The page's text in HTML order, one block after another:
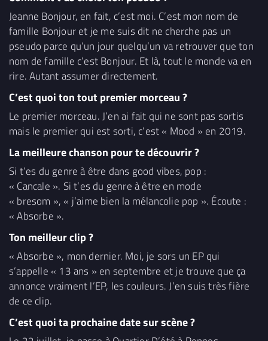
Jeanne Bonjour, en fait, c’est moi. C’est mon nom de
famille Bonjour et je me suis dit ne cherche pas un
pseudo parce qu’un jour quelqu’un va retrouver que ton
nom de famille c’est Bonjour. Et là, tout le monde va en
rire. Autant assumer directement.
C’est quoi ton tout premier morceau ?
Le premier morceau. J’en ai fait qui ne sont pas sortis
mais le premier qui est sorti, c’est « Mood » en 2019.
La meilleure chanson pour te découvrir ?
Si t’es du genre à être dans good vibes, pop :
« Cancale ». Si t’es du genre à être en mode
« bresom », « j’aime bien la mélancolie pop ». Écoute :
« Absorbe ».
Ton meilleur clip ?
« Absorbe », mon dernier. Moi, je sors un EP qui
s’appelle « 13 ans » en septembre et je trouve que ça
annonce vraiment l’EP, les couleurs. J’en suis très fière
de ce clip.
C’est quoi ta prochaine date sur scène ?